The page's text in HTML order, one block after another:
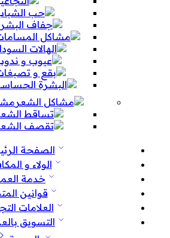
الصفحة
الولاء و
خدمة
قوانين
العلامات
التسويق